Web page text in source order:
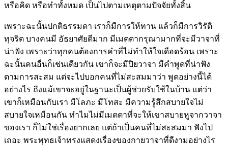
หรือคิด หรือทำทั้งหมด เป็นไปตามเหตุตามปัจจัยทั้งสิ้น
เพราะฉะนั้นปกติธรรมดา เราก็มีการให้ทาน แล้วก็มีการวิรัติ
ทุจริต บางคนมี อัธยาศัยดีมาก มีเมตตากรุณามากที่จะมีวาจาที่
น่าฟัง เพราะว่าทุกคนต้องการคำที่ไม่ทำให้ใจเดือดร้อน เพราะ
ฉะนั้นคนอื่นก็เช่นเดียวกัน เขาก็จะมีปิยวาจา มีคำพูดที่น่าฟัง
ตามการสะสม แต่จะไปบอกคนที่ไม่สะสมมาว่า พูดอย่างนี้ได้
อย่างไร ถึงแม้เขาจะอยู่ในฐานะเป็นผู้ช่วยรับใช้ในบ้าน แต่ว่า
เขาก็เหมือนกับเรา มีโลภะ มีโทสะ มีความรู้สึกสบายใจไม่
สบายใจเหมือนกัน ทำไมไม่มีเมตตาที่จะให้เขาสบายหูจากวาจา
ของเรา ก็ไม่ใช่เรื่องยากเลย แต่ถ้าเป็นคนที่ไม่สะสมมา ฟังไป
เถอะ พระพุทธเจ้าทรงแสดงเรื่องของกายวาจาที่ดีงามอย่างไร